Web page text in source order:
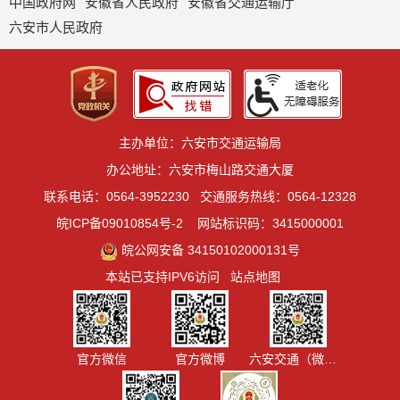
六安市人民政府
主办单位：六安市交通运输局
办公地址：六安市梅山路交通大厦
联系电话：0564-3952230
交通服务热线：0564-12328
皖ICP备09010854号-2
网站标识码：3415000001
皖公网安备 34150102000131号
本站已支持IPV6访问
站点地图
官方微信 官方微博 六安交通（微信视频号）